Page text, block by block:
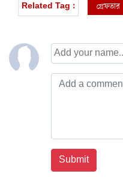
Related Tag : গ্রেফতার